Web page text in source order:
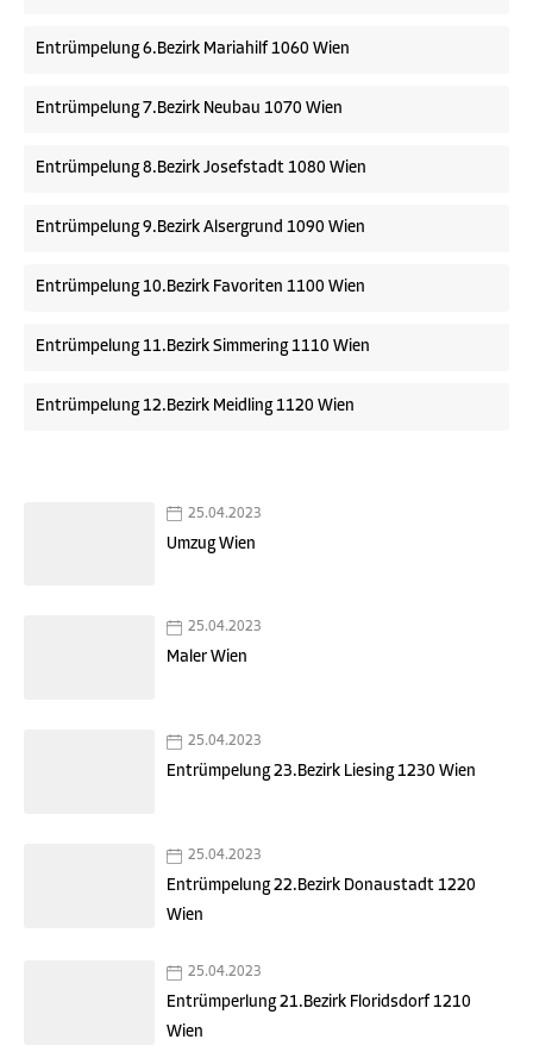
Entrümpelung 6.Bezirk Mariahilf 1060 Wien
Entrümpelung 7.Bezirk Neubau 1070 Wien
Entrümpelung 8.Bezirk Josefstadt 1080 Wien
Entrümpelung 9.Bezirk Alsergrund 1090 Wien
Entrümpelung 10.Bezirk Favoriten 1100 Wien
Entrümpelung 11.Bezirk Simmering 1110 Wien
Entrümpelung 12.Bezirk Meidling 1120 Wien
25.04.2023
Umzug Wien
25.04.2023
Maler Wien
25.04.2023
Entrümpelung 23.Bezirk Liesing 1230 Wien
25.04.2023
Entrümpelung 22.Bezirk Donaustadt 1220
Wien
25.04.2023
Entrümperlung 21.Bezirk Floridsdorf 1210
Wien